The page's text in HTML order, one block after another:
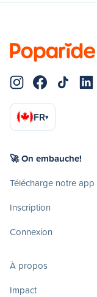
FR▾
🚀 On embauche!
Télécharge notre app
Inscription
Connexion
À propos
Impact